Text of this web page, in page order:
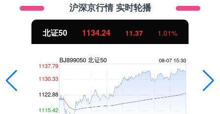
沪深京行情 实时轮播
北证50 1134.24 11.37 1.01%